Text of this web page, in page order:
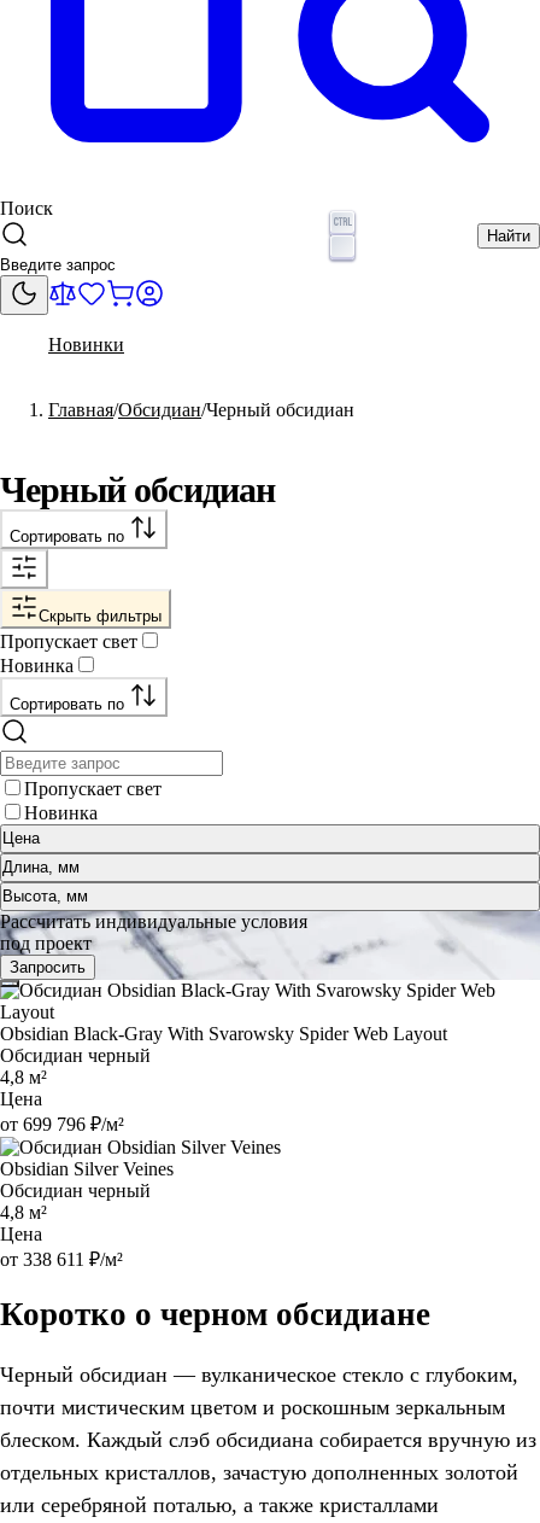
Поиск
Найти
Новинки
Главная Обсидиан Черный обсидиан
Черный обсидиан
Сортировать по
Скрыть фильтры
Пропускает свет
Новинка
Сортировать по
Пропускает свет
Новинка
Цена
Длина, мм
Высота, мм
Рассчитать индивидуальные условия
под проект
Запросить
Obsidian Black-Gray With Svarowsky Spider Web Layout
Обсидиан черный
4,8 м²
Цена
от 699 796 ₽/м²
Obsidian Silver Veines
Обсидиан черный
4,8 м²
Цена
от 338 611 ₽/м²
Коротко о черном обсидиане
Черный обсидиан — вулканическое стекло с глубоким,
почти мистическим цветом и роскошным зеркальным
блеском. Каждый слэб обсидиана собирается вручную из
отдельных кристаллов, зачастую дополненных золотой
или серебряной поталью, а также кристаллами